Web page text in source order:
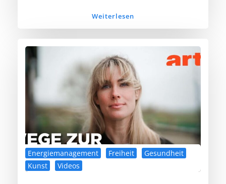
Weiterlesen
Energiemanagement Freiheit
Gesundheit
Kunst
Videos